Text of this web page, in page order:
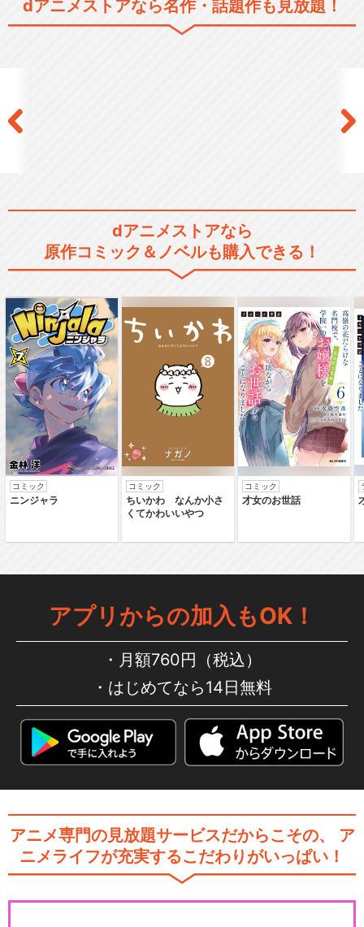
dアニメストアなら名作・話題作も見放題！
dアニメストアなら
原作コミック＆ノベルも購入できる！
コミック
ニンジャラ
コミック
ちいかわ なんか小さ
くてかわいいやつ
コミック
才女のお世話
アプリからの加入もOK！
月額760円（税込）
はじめてなら14日無料
アニメ専門の見放題サービスだからこその、
ア
ニメライフが充実するこだわりがいっぱい！